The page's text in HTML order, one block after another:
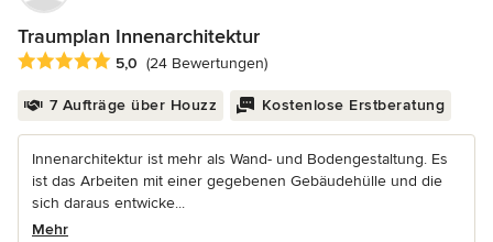
Traumplan Innenarchitektur
Durchschnittliche Bewertung: 5 von 5 Sternen
5,0 (24 Bewertungen)
7 Aufträge über Houzz Kostenlose Erstberatung
Innenarchitektur ist mehr als Wand- und Bodengestaltung. Es
ist das Arbeiten mit einer gegebenen Gebäudehülle und die
sich daraus entwicke...
Mehr